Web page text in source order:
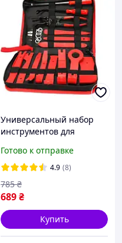
Универсальный набор
инструментов для
автомобиля и снятия
обшивки автомобиля
19в1
Готово к отправке
4.9 (8)
689₴
785 ₴
Купить